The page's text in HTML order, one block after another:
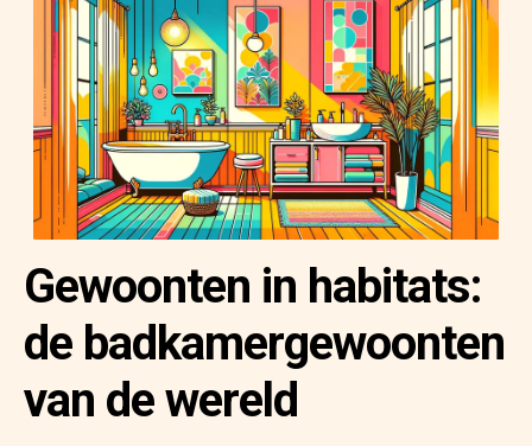
Gewoonten in habitats:
de badkamergewoonten
van de wereld